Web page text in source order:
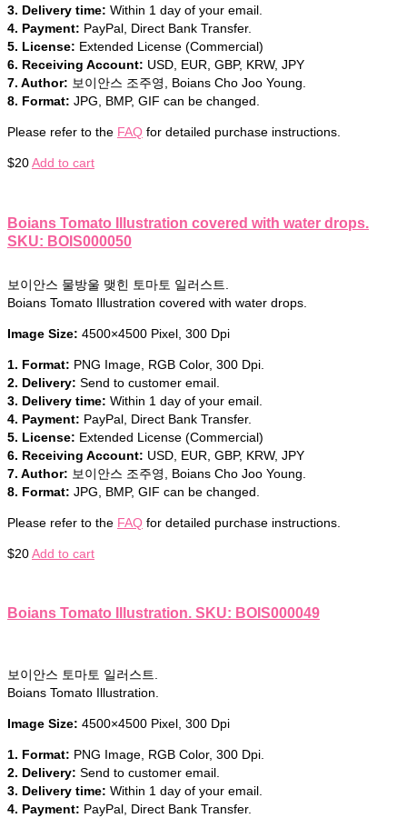
3. Delivery time: Within 1 day of your email.
4. Payment: PayPal, Direct Bank Transfer.
5. License: Extended License (Commercial)
6. Receiving Account: USD, EUR, GBP, KRW, JPY
7. Author: 보이안스 조주영, Boians Cho Joo Young.
8. Format: JPG, BMP, GIF can be changed.
Please refer to the FAQ for detailed purchase instructions.
$20Add to cart
Boians Tomato Illustration covered with water drops.
SKU: BOIS000050
보이안스 물방울 맺힌 토마토 일러스트.
Boians Tomato Illustration covered with water drops.
Image Size: 4500×4500 Pixel, 300 Dpi
1. Format: PNG Image, RGB Color, 300 Dpi.
2. Delivery: Send to customer email.
3. Delivery time: Within 1 day of your email.
4. Payment: PayPal, Direct Bank Transfer.
5. License: Extended License (Commercial)
6. Receiving Account: USD, EUR, GBP, KRW, JPY
7. Author: 보이안스 조주영, Boians Cho Joo Young.
8. Format: JPG, BMP, GIF can be changed.
Please refer to the FAQ for detailed purchase instructions.
$20Add to cart
Boians Tomato Illustration. SKU: BOIS000049
보이안스 토마토 일러스트.
Boians Tomato Illustration.
Image Size: 4500×4500 Pixel, 300 Dpi
1. Format: PNG Image, RGB Color, 300 Dpi.
2. Delivery: Send to customer email.
3. Delivery time: Within 1 day of your email.
4. Payment: PayPal, Direct Bank Transfer.